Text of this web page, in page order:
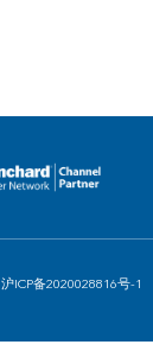
沪ICP备2020028816号-1